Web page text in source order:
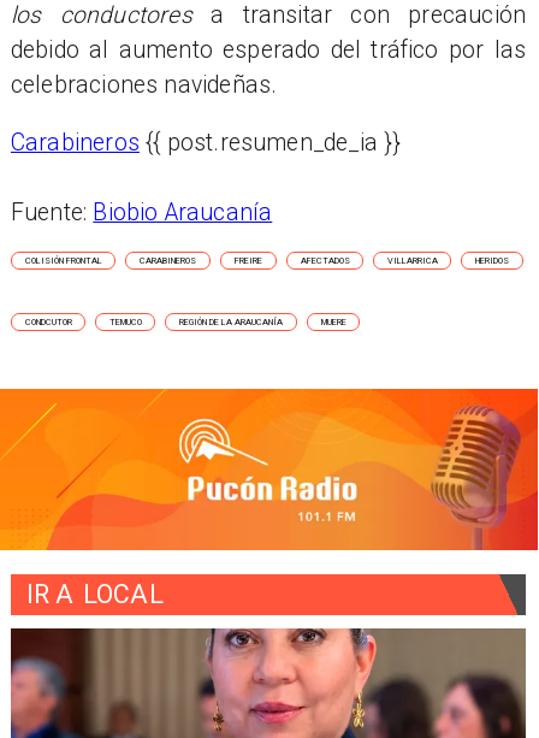
los conductoresa transitar con precaución
debido al aumento esperado del tráfico por las
celebraciones navideñas.
Carabineros {{ post.resumen_de_ia }}
Fuente: Biobio Araucanía
COLISIÓN FRONTAL CARABINEROS FREIRE AFECTADOS VILLARRICA HERIDOS
CONDCUTOR TEMUCO REGIÓN DE LA ARAUCANÍA MUERE
IR A LOCAL